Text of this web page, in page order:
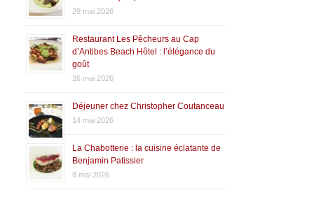
29 mai 2026
Restaurant Les Pêcheurs au Cap
d’Antibes Beach Hôtel : l’élégance du
goût
26 mai 2026
Déjeuner chez Christopher Coutanceau
14 mai 2026
La Chabotterie : la cuisine éclatante de
Benjamin Patissier
8 mai 2026